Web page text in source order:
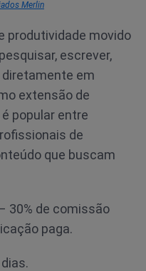
Merlin
produtividade movido
escrever,
em
extensão de
popular entre
de
que buscam
30% de comissão
paga.